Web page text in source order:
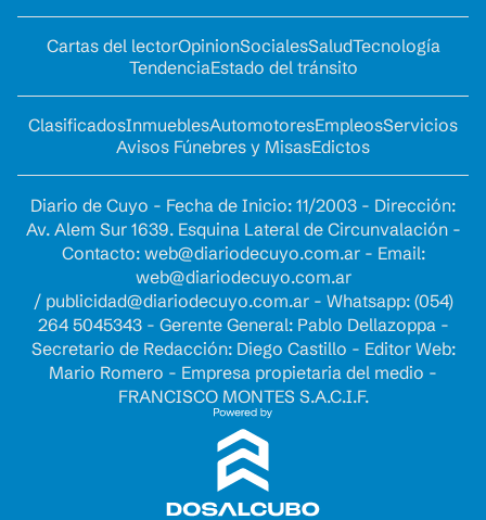
Cartas del lectorOpinionSocialesSaludTecnología
TendenciaEstado del tránsito
ClasificadosInmueblesAutomotoresEmpleosServicios
Avisos Fúnebres y MisasEdictos
Diario de Cuyo - Fecha de Inicio: 11/2003 - Dirección:
Av. Alem Sur 1639. Esquina Lateral de Circunvalación -
Contacto: web@diariodecuyo.com.ar- Email:
web@diariodecuyo.com.ar
/ publicidad@diariodecuyo.com.ar- Whatsapp: (054)
264 5045343 - Gerente General: Pablo Dellazoppa -
Secretario de Redacción: Diego Castillo - Editor Web:
Mario Romero - Empresa propietaria del medio -
FRANCISCO MONTES S.A.C.I.F.